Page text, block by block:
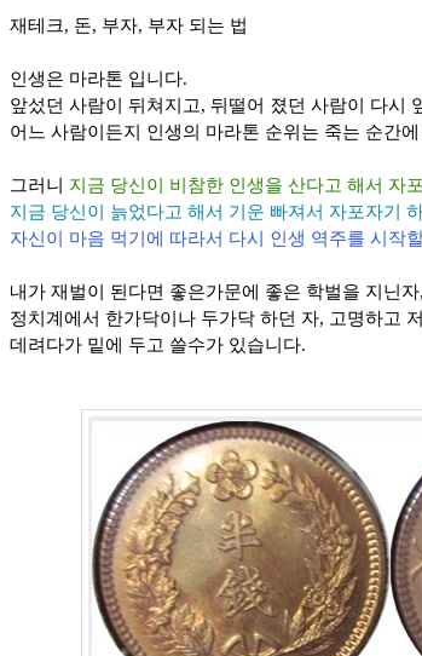
재테크, 돈, 부자, 부자 되는 법
인생은 마라톤 입니다.
앞섰던 사람이 뒤쳐지고, 뒤떨어 졌던 사람이 다시
어느 사람이든지 인생의 마라톤 순위는 죽는 순간
그러니 지금 당신이 비참한 인생을 산다고 해서 자
지금 당신이 늙었다고 해서 기운 빠져서 자포자기
자신이 마음 먹기에 따라서 다시 인생 역주를 시작
내가 재벌이 된다면 좋은가문에 좋은 학벌을 지닌
정치계에서 한가닥이나 두가닥 하던 자, 고명하고
데려다가 밑에 두고 쓸수가 있습니다.